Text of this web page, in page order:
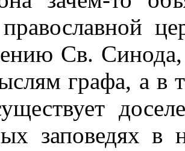
Св.
графа, а в
заповедях в